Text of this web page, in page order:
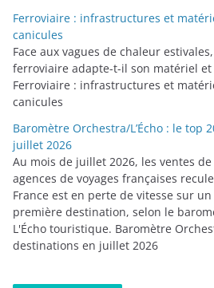
Ferroviaire : infrastructures et
canicules
Face aux vagues de chaleur
ferroviaire adapte-t-il son matériel
Ferroviaire : infrastructures et
canicules
Baromètre Orchestra/L’Écho : le top
juillet 2026
Au mois de juillet 2026, les ventes
agences de voyages françaises
France est en perte de vitesse sur
première destination, selon le
L'Écho touristique. Baromètre
destinations en juillet 2026